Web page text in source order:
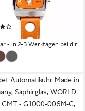
Hour“ - mit
für Sammler und
auffälliger
- Made in
(4)
- in 2-3 Werktagen bei dir
Automatikuhr Made in
Saphirglas, WORLD
GMT - G1000-006M-C,